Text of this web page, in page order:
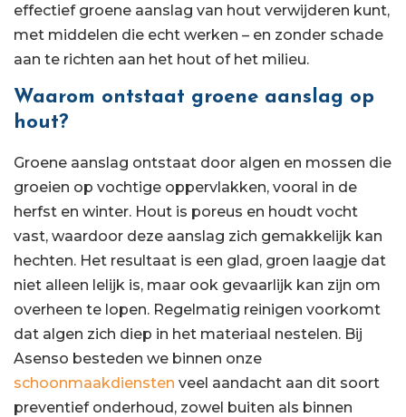
effectief groene aanslag van hout verwijderen kunt,
met middelen die echt werken – en zonder schade
aan te richten aan het hout of het milieu.
Waarom ontstaat groene aanslag op
hout?
Groene aanslag ontstaat door algen en mossen die
groeien op vochtige oppervlakken, vooral in de
herfst en winter. Hout is poreus en houdt vocht
vast, waardoor deze aanslag zich gemakkelijk kan
hechten. Het resultaat is een glad, groen laagje dat
niet alleen lelijk is, maar ook gevaarlijk kan zijn om
overheen te lopen. Regelmatig reinigen voorkomt
dat algen zich diep in het materiaal nestelen. Bij
Asenso besteden we binnen onze
schoonmaakdiensten veel aandacht aan dit soort
preventief onderhoud, zowel buiten als binnen